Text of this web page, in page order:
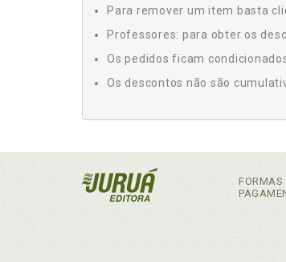
Para remover um item basta
Professores: para obter os
Os pedidos ficam
Os descontos não são
FORMAS